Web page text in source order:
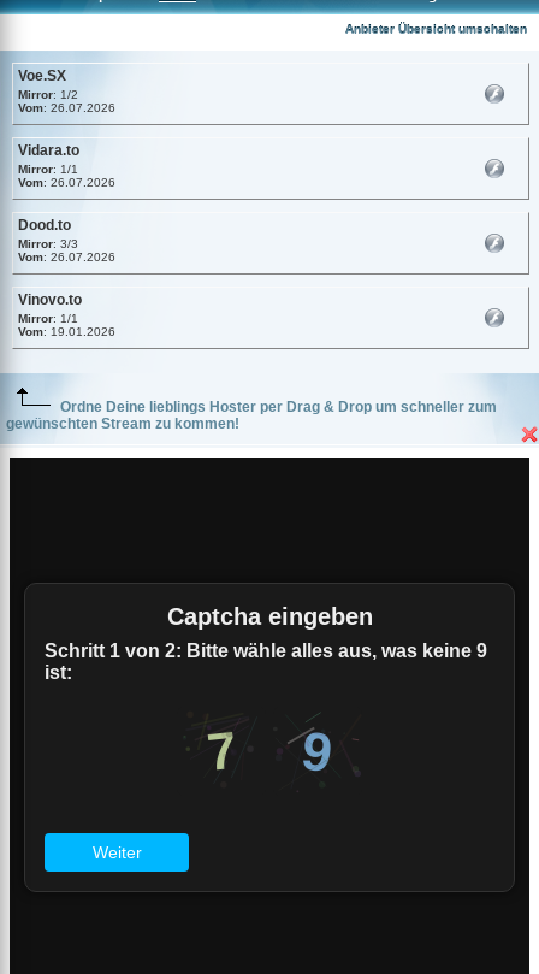
Anbieter Übersicht umschalten
Voe.SX
Mirror: 1/2
Vom: 26.07.2026
Vidara.to
Mirror: 1/1
Vom: 26.07.2026
Dood.to
Mirror: 3/3
Vom: 26.07.2026
Vinovo.to
Mirror: 1/1
Vom: 19.01.2026
Ordne Deine lieblings Hoster per Drag & Drop um schneller zum
gewünschten Stream zu kommen!